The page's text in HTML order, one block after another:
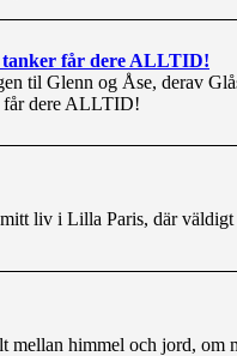
tanker får dere ALLTID!
til Glenn og Åse, derav
får dere ALLTID!
liv i Lilla Paris, där väldigt
mellan himmel och jord, om